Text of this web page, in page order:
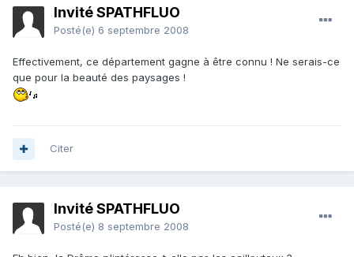
Invité SPATHFLUO
Posté(e) 6 septembre 2008
Effectivement, ce département gagne à être connu ! Ne serais-ce
que pour la beauté des paysages !
Citer
Invité SPATHFLUO
Posté(e) 8 septembre 2008